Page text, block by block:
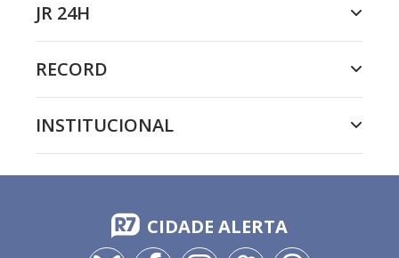
JR 24H
RECORD
INSTITUCIONAL
CIDADE ALERTA